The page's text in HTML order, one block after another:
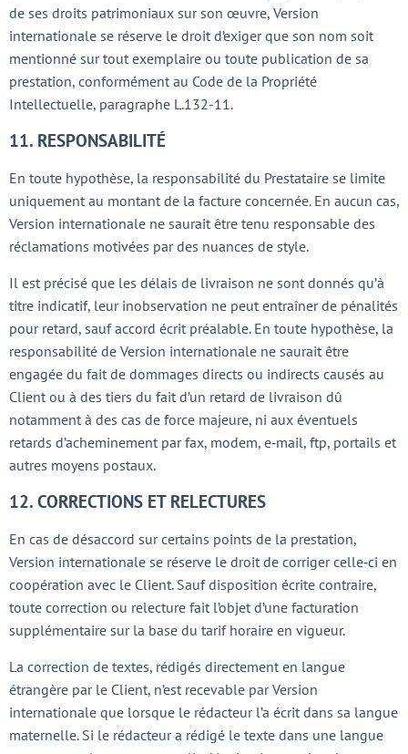
de ses droits patrimoniaux sur son œuvre, Version
internationale se réserve le droit d’exiger que son nom soit
mentionné sur tout exemplaire ou toute publication de sa
prestation, conformément au Code de la Propriété
Intellectuelle, paragraphe L.132-11.
11. RESPONSABILITÉ
En toute hypothèse, la responsabilité du Prestataire se limite
uniquement au montant de la facture concernée. En aucun cas,
Version internationale ne saurait être tenu responsable des
réclamations motivées par des nuances de style.
Il est précisé que les délais de livraison ne sont donnés qu’à
titre indicatif, leur inobservation ne peut entraîner de pénalités
pour retard, sauf accord écrit préalable. En toute hypothèse, la
responsabilité de Version internationale ne saurait être
engagée du fait de dommages directs ou indirects causés au
Client ou à des tiers du fait d’un retard de livraison dû
notamment à des cas de force majeure, ni aux éventuels
retards d’acheminement par fax, modem, e‑mail, ftp, portails et
autres moyens postaux.
12. CORRECTIONS ET RELECTURES
En cas de désaccord sur certains points de la prestation,
Version internationale se réserve le droit de corriger celle‑ci en
coopération avec le Client. Sauf disposition écrite contraire,
toute correction ou relecture fait l’objet d’une facturation
supplémentaire sur la base du tarif horaire en vigueur.
La correction de textes, rédigés directement en langue
étrangère par le Client, n’est recevable par Version
internationale que lorsque le rédacteur l’a écrit dans sa langue
maternelle. Si le rédacteur a rédigé le texte dans une langue